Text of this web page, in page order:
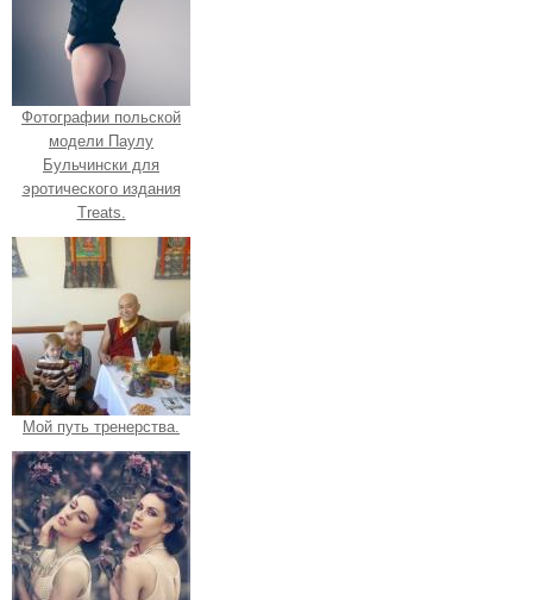
Фотографии польской
модели Паулу
Бульчински для
эротического издания
Treats.
Мой путь тренерства.